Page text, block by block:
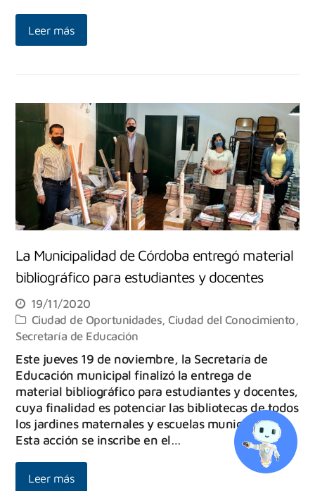
Leer más
La Municipalidad de Córdoba entregó material
bibliográfico para estudiantes y docentes
19/11/2020
Ciudad de Oportunidades,Ciudad del Conocimiento,
Secretaría de Educación
Este jueves 19 de noviembre, la Secretaría de
Educación municipal finalizó la entrega de
material bibliográfico para estudiantes y docentes,
cuya finalidad es potenciar las bibliotecas de todos
los jardines maternales y escuelas municipales.
Esta acción se inscribe en el…
Leer más